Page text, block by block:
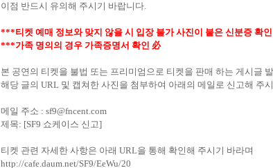
이점 반드시 유의해 주시기 바랍니다.
***티켓 예매 정보와 맞지 않을 시 입장 불가 사진이 붙은 신분증 확
***가족 명의의 경우 가족증명서 확인 必
본 공연의 티켓을 불법 또는 프리미엄으로 티켓을 판매 하는 게시글
해당 글의 URL 및 캡쳐한 사진을 첨부하여 아래의 메일로 신고해 주
메일 주소 : sf9@fncent.com
제목: [SF9 쇼케이스 신고]
티켓 관련 자세한 사항은 아래 URL을 통해 확인해 주시기 바라며
http://cafe.daum.net/SF9/EeWu/20